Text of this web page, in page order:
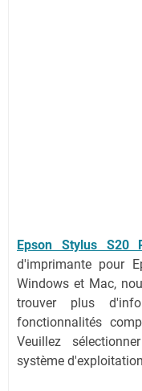
Epson Stylus S20
d'imprimante pour
Windows et Mac,
trouver plus
fonctionnalités
Veuillez
système